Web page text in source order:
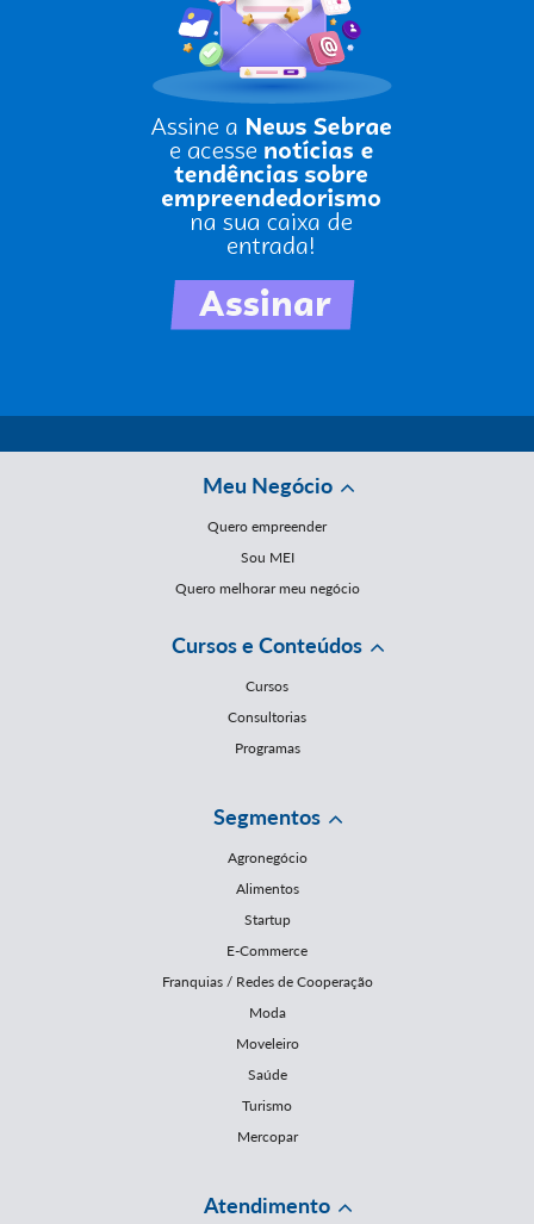
Meu Negócio
Quero empreender
Sou MEI
Quero melhorar meu negócio
Cursos e Conteúdos
Cursos
Consultorias
Programas
Segmentos
Agronegócio
Alimentos
Startup
E-Commerce
Franquias / Redes de Cooperação
Moda
Moveleiro
Saúde
Turismo
Mercopar
Atendimento